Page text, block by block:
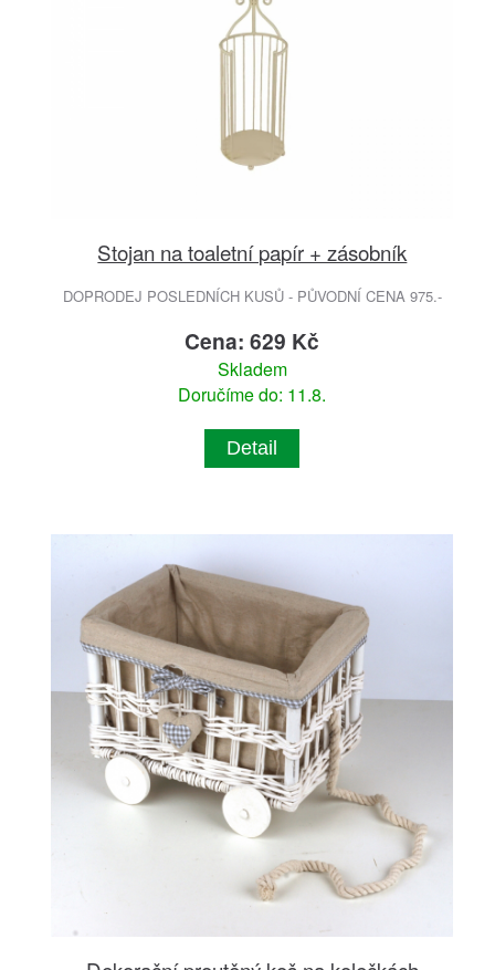
Stojan na toaletní papír + zásobník
DOPRODEJ POSLEDNÍCH KUSŮ - PŮVODNÍ CENA 975.-
Cena: 629 Kč
Skladem
Doručíme do: 11.8.
Detail